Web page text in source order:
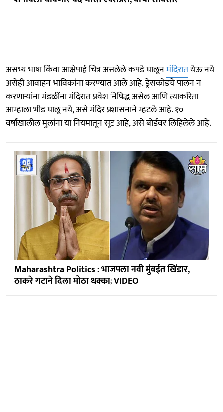
असभ्य भाषा किंवा आक्षेपार्ह चित्र असलेले कपडे घालूनमंदिरातयेऊ नये
असेही आवाहन भाविकांना करण्यात आले आहे. ड्रेसकोडचे पालन न
करणाऱ्यांना मंडळींना मंदिरात प्रवेश निषिद्ध असेल आणि त्याकरिता
आम्हाला भीड घालू नये, असे मंदिर प्रशासनाने म्हटले आहे. १०
वर्षांखालील मुलांना या नियमातून सूट आहे, असे बोर्डवर लिहिलेले आहे.
Maharashtra Politics : भाजपला नवी मुंबईत खिंडार,
ठाकरे गटाने दिला मोठा धक्का; VIDEO